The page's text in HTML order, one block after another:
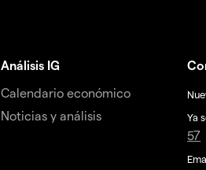
Análisis IG
Calendario económico
Noticias y análisis
Ya
57